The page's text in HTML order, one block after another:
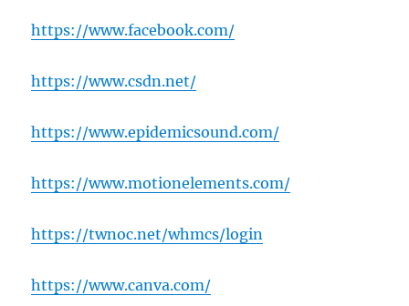
https://www.facebook.com/
https://www.csdn.net/
https://www.epidemicsound.com/
https://www.motionelements.com/
https://twnoc.net/whmcs/login
https://www.canva.com/